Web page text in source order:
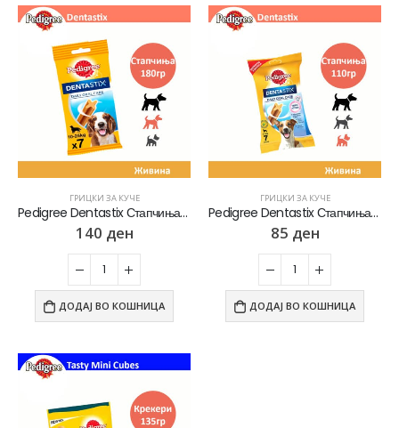
ГРИЦКИ ЗА КУЧЕ
Pedigree Dentastix Стапчиња со вкус на Пилешко [Кесичка 180]
140 ден
ДОДАЈ ВО КОШНИЦА
ГРИЦКИ ЗА КУЧЕ
Pedigree Dentastix Стапчиња со вкус на Пилешко [Кесичка 110]
85 ден
ДОДАЈ ВО КОШНИЦА